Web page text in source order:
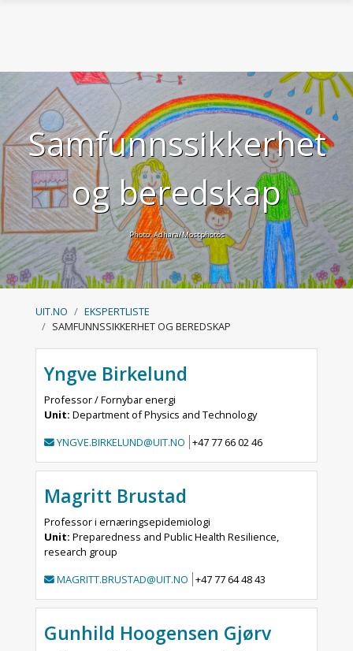
Skip to main content
Samfunnssikkerhet
og beredskap
Photo: Adhara/Mostphotos
UIT.NO
EKSPERTLISTE
SAMFUNNSSIKKERHET OG BEREDSKAP
Yngve Birkelund
Professor / Fornybar energi
Unit: Department of Physics and Technology
YNGVE.BIRKELUND@UIT.NO +47 77 66 02 46
Magritt Brustad
Professor i ernæringsepidemiologi
Unit: Preparedness and Public Health Resilience,
research group
MAGRITT.BRUSTAD@UIT.NO +47 77 64 48 43
Gunhild Hoogensen Gjørv